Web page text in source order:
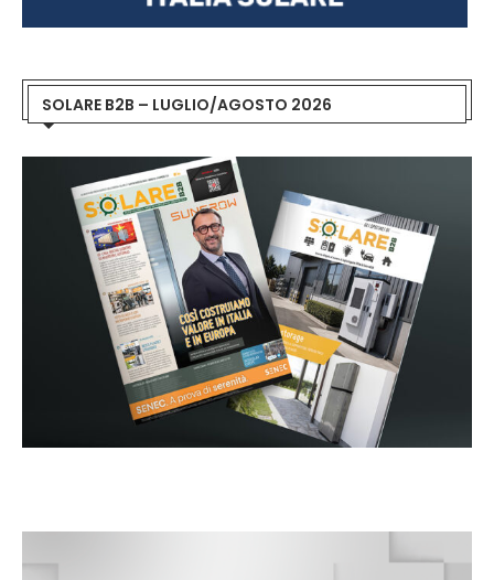
SOLARE B2B – LUGLIO/AGOSTO 2026